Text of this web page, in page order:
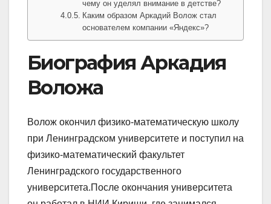
чему он уделял внимание в детстве?
Каким образом Аркадий Волож стал
основателем компании «Яндекс»?
Биография Аркадия
Воложа
Волож окончил физико-математическую школу
при Ленинградском университете и поступил на
физико-математический факультет
Ленинградского государственного
университета.После окончания университета